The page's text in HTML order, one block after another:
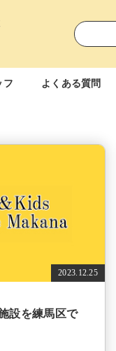
フ よくある質問
2023.12.25
設を練馬区で